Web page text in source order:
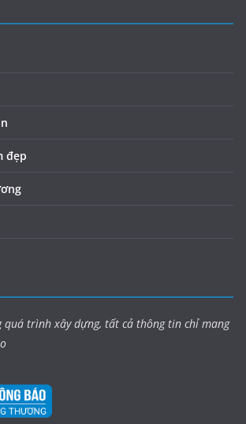
đẹp
quá trình xây dựng, tất cả thông tin chỉ mang